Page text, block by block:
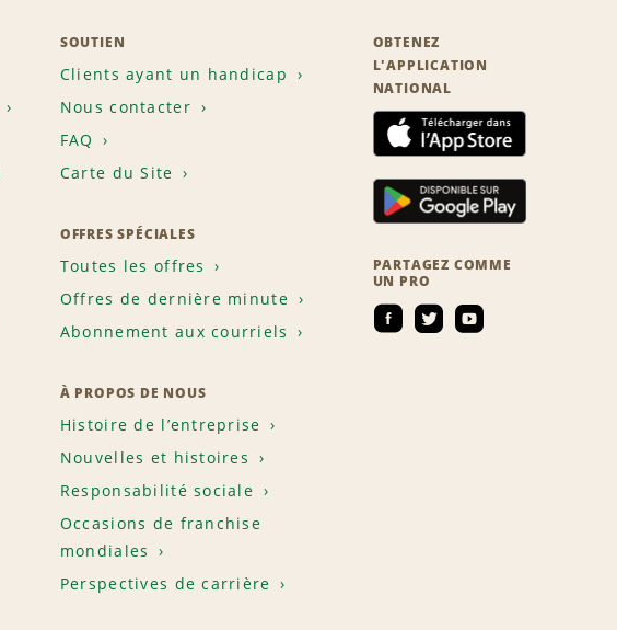
SOUTIEN
Clients ayant un handicap
Nous contacter
FAQ
Carte du Site
OFFRES SPÉCIALES
Toutes les offres
Offres de dernière minute
Abonnement aux courriels
À PROPOS DE NOUS
Histoire de l’entreprise
Nouvelles et histoires
Responsabilité sociale
Occasions de franchise
mondiales
Perspectives de carrière
OBTENEZ
L'APPLICATION
NATIONAL
PARTAGEZ COMME
UN PRO